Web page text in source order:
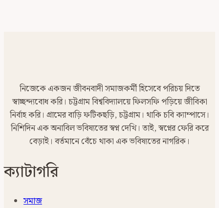
নিজেকে একজন জীবনবাদী সমাজকর্মী হিসেবে পরিচয় দিতে
স্বাচ্ছন্দ্যবোধ করি। চট্টগ্রাম বিশ্ববিদ্যালয়ে ফিলসফি পড়িয়ে জীবিকা
নির্বাহ করি। গ্রামের বাড়ি ফটিকছড়ি, চট্টগ্রাম। থাকি চবি ক্যাম্পাসে।
নিশিদিন এক অনাবিল ভবিষ্যতের স্বপ্ন দেখি। তাই, স্বপ্নের ফেরি করে
বেড়াই। বর্তমানে বেঁচে থাকা এক ভবিষ্যতের নাগরিক।
ক্যাটাগরি
সমাজ